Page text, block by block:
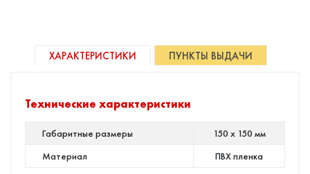
ХАРАКТЕРИСТИКИ ПУНКТЫ ВЫДАЧИ
Технические характеристики
Габаритные размеры
150 х 150 мм
Материал
ПВХ пленка